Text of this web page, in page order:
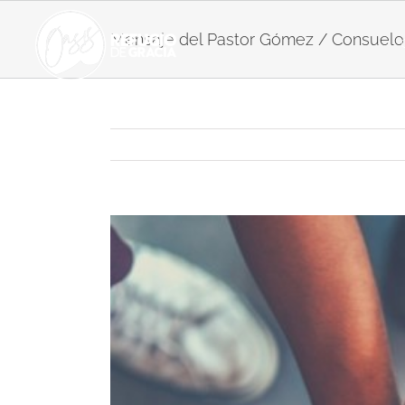
Mensaje del Pastor Gómez /
View
Larger
Image